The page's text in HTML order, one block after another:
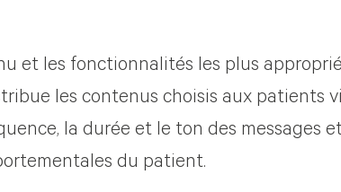
et les fonctionnalités les plus
les contenus choisis aux patients
la durée et le ton des messages
du patient.